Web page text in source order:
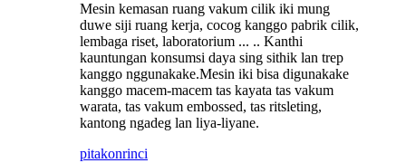
Mesin kemasan ruang vakum cilik iki mung
duwe siji ruang kerja, cocog kanggo pabrik cilik,
lembaga riset, laboratorium ... .. Kanthi
kauntungan konsumsi daya sing sithik lan trep
kanggo nggunakake.Mesin iki bisa digunakake
kanggo macem-macem tas kayata tas vakum
warata, tas vakum embossed, tas ritsleting,
kantong ngadeg lan liya-liyane.
pitakonrinci